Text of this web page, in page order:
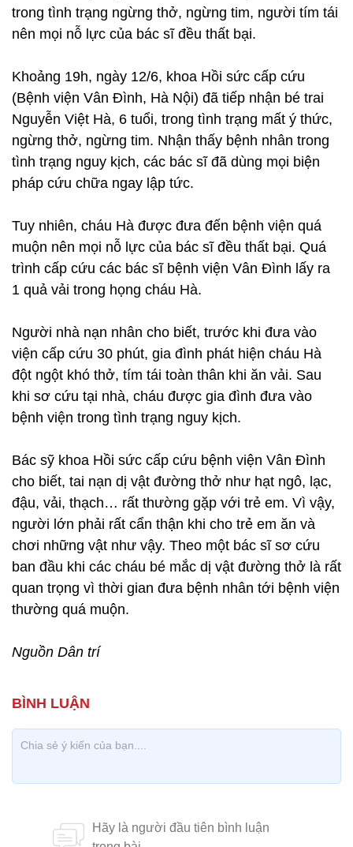
trong tình trạng ngừng thở, ngừng tim, người tím tái
nên mọi nỗ lực của bác sĩ đều thất bại.
Khoảng 19h, ngày 12/6, khoa Hồi sức cấp cứu
(Bệnh viện Vân Đình, Hà Nội) đã tiếp nhận bé trai
Nguyễn Việt Hà, 6 tuổi, trong tình trạng mất ý thức,
ngừng thở, ngừng tim. Nhận thấy bệnh nhân trong
tình trạng nguy kịch, các bác sĩ đã dùng mọi biện
pháp cứu chữa ngay lập tức.
Tuy nhiên, cháu Hà được đưa đến bệnh viện quá
muộn nên mọi nỗ lực của bác sĩ đều thất bại. Quá
trình cấp cứu các bác sĩ bệnh viện Vân Đình lấy ra
1 quả vải trong họng cháu Hà.
Người nhà nạn nhân cho biết, trước khi đưa vào
viện cấp cứu 30 phút, gia đình phát hiện cháu Hà
đột ngột khó thở, tím tái toàn thân khi ăn vải. Sau
khi sơ cứu tại nhà, cháu được gia đình đưa vào
bệnh viện trong tình trạng nguy kịch.
Bác sỹ khoa Hồi sức cấp cứu bệnh viện Vân Đình
cho biết, tai nạn dị vật đường thở như hạt ngô, lạc,
đậu, vải, thạch… rất thường gặp với trẻ em. Vì vậy,
người lớn phải rất cẩn thận khi cho trẻ em ăn và
chơi những vật như vậy. Theo một bác sĩ sơ cứu
ban đầu khi các cháu bé mắc dị vật đường thở là rất
quan trọng vì thời gian đưa bệnh nhân tới bệnh viện
thường quá muộn.
Nguồn Dân trí